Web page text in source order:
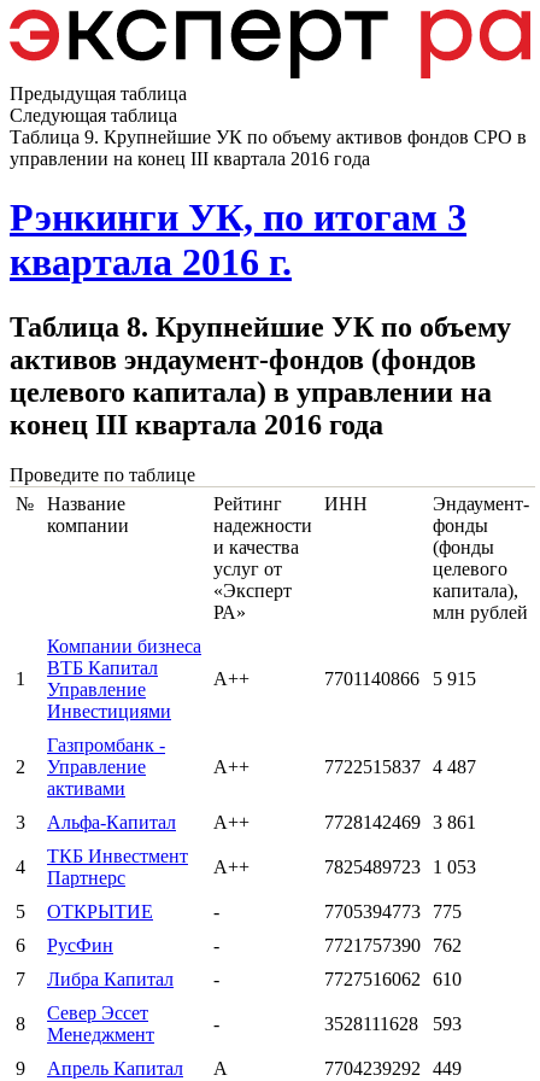
Предыдущая таблица
Следующая таблица
Таблица 9. Крупнейшие УК по объему активов фондов СРО в
управлении на конец III квартала 2016 года
Рэнкинги УК, по итогам 3
квартала 2016 г.
Таблица 8. Крупнейшие УК по объему
активов эндаумент-фондов (фондов
целевого капитала) в управлении на
конец III квартала 2016 года
Проведите по таблице
№
Название
компании
Рейтинг
надежности
и качества
услуг от
«Эксперт
РА»
ИНН
Эндаумент-
фонды
(фонды
целевого
капитала),
млн рублей
1
Компании бизнеса
ВТБ Капитал
Управление
Инвестициями
А++ 7701140866 5 915
2
Газпромбанк -
Управление
активами
А++ 7722515837 4 487
3 Альфа-Капитал А++ 7728142469 3 861
4
ТКБ Инвестмент
Партнерс
А++ 7825489723 1 053
5 ОТКРЫТИЕ - 7705394773
775
6
РусФин - 7721757390
762
7
Либра Капитал - 7727516062 610
8
Север Эссет
Менеджмент
- 3528111628 593
9 Апрель Капитал А 7704239292 449